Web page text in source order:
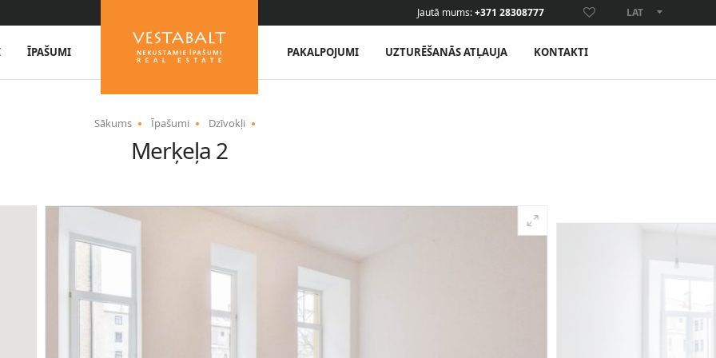
Jautā mums:+371 28308777 LAT
ENG
ĪPAŠUMI PAKALPOJUMI UZTURĒŠANĀS ATĻAUJA KONTAKTI
Sākums Īpašumi Dzīvokļi
Merķeļa 2